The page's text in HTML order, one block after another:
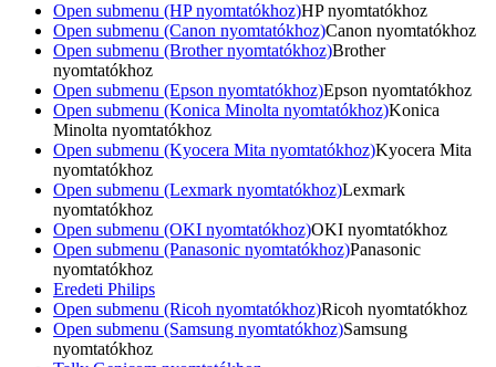
Open submenu (HP nyomtatókhoz)HP nyomtatókhoz
Open submenu (Canon nyomtatókhoz)Canon nyomtatókhoz
Open submenu (Brother nyomtatókhoz)Brother
nyomtatókhoz
Open submenu (Epson nyomtatókhoz)Epson nyomtatókhoz
Open submenu (Konica Minolta nyomtatókhoz)Konica
Minolta nyomtatókhoz
Open submenu (Kyocera Mita nyomtatókhoz)Kyocera Mita
nyomtatókhoz
Open submenu (Lexmark nyomtatókhoz)Lexmark
nyomtatókhoz
Open submenu (OKI nyomtatókhoz)OKI nyomtatókhoz
Open submenu (Panasonic nyomtatókhoz)Panasonic
nyomtatókhoz
Eredeti Philips
Open submenu (Ricoh nyomtatókhoz)Ricoh nyomtatókhoz
Open submenu (Samsung nyomtatókhoz)Samsung
nyomtatókhoz